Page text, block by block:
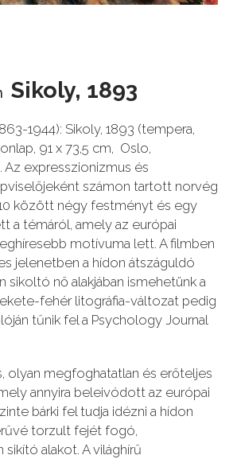
Sikoly, 1893
1944): Sikoly, 1893 (tempera,
91 x 73,5 cm, Oslo,
Az expresszionizmus és
számon tartott norvég
között négy festményt és egy
a témáról, amely az európai
motívuma lett. A filmben
jelenetben a hídon átszáguldó
sikoltó nő alakjában ismehetünk a
fehér litográfia-változat pedig
tűnik fel a Psychology Journal
olyan megfoghatatlan és erőteljes
annyira beleivódott az európai
bárki fel tudja idézni a hídon
torzult fejét fogó,
alakot. A világhírű